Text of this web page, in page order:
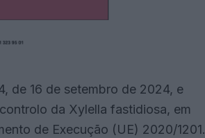
de 16 de setembro de 2024, e
da Xylella fastidiosa, em
de Execução (UE) 2020/1201.